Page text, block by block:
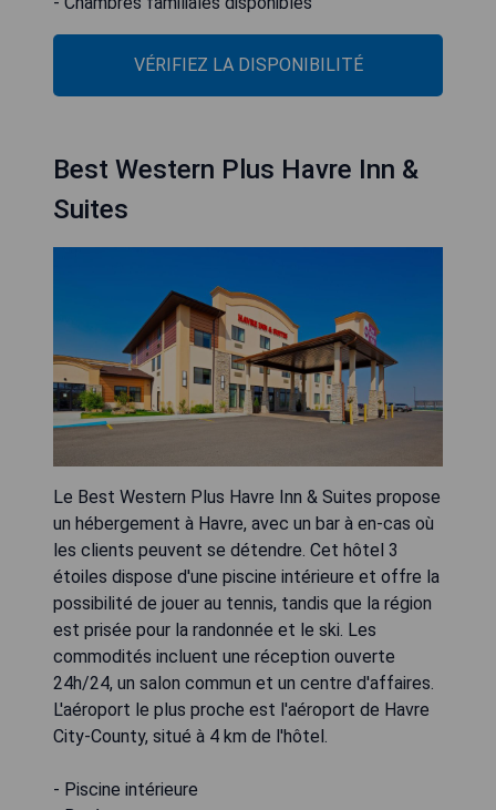
VÉRIFIEZ LA DISPONIBILITÉ
Best Western Plus Havre Inn &
Suites
Le Best Western Plus Havre Inn & Suites propose
un hébergement à Havre, avec un bar à en-cas où
les clients peuvent se détendre. Cet hôtel 3
étoiles dispose d'une piscine intérieure et offre la
possibilité de jouer au tennis, tandis que la région
est prisée pour la randonnée et le ski. Les
commodités incluent une réception ouverte
24h/24, un salon commun et un centre d'affaires.
L'aéroport le plus proche est l'aéroport de Havre
City-County, situé à 4 km de l'hôtel.
- Piscine intérieure